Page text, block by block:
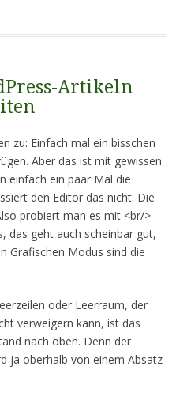
Artikeln
zu: Einfach mal ein bisschen
Aber das ist mit gewissen
einfach ein paar Mal die
den Editor das nicht. Die
probiert man es mit <br/>
das geht auch scheinbar gut,
Grafischen Modus sind die
oder Leerraum, der
verweigern kann, ist das
nach oben. Denn der
ja oberhalb von einem Absatz